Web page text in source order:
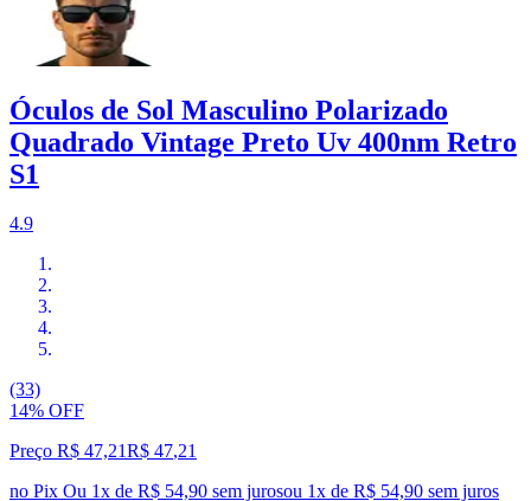
Óculos de Sol Masculino Polarizado
Quadrado Vintage Preto Uv 400nm Retro
S1
4.9
(33)
14% OFF
Preço R$ 47,21R$ 47,21
no Pix Ou 1x de R$ 54,90 sem jurosou 1x de R$ 54,90 sem juros